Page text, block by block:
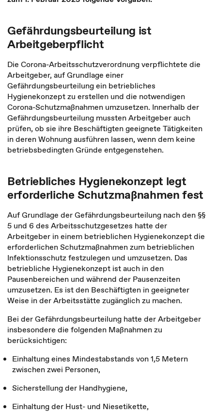
Gefährdungsbeurteilung ist
Arbeitgeberpflicht
Die Corona-Arbeitsschutzverordnung verpflichtete die
Arbeitgeber, auf Grundlage einer
Gefährdungsbeurteilung ein betriebliches
Hygienekonzept zu erstellen und die notwendigen
Corona-Schutzmaßnahmen umzusetzen. Innerhalb der
Gefährdungsbeurteilung mussten Arbeitgeber auch
prüfen, ob sie ihre Beschäftigten geeignete Tätigkeiten
in deren Wohnung ausführen lassen, wenn dem keine
betriebsbedingten Gründe entgegenstehen.
Betriebliches Hygienekonzept legt
erforderliche Schutzmaßnahmen fest
Auf Grundlage der Gefährdungsbeurteilung nach den §§
5 und 6 des Arbeitsschutzgesetzes hatte der
Arbeitgeber in einem betrieblichen Hygienekonzept die
erforderlichen Schutzmaßnahmen zum betrieblichen
Infektionsschutz festzulegen und umzusetzen. Das
betriebliche Hygienekonzept ist auch in den
Pausenbereichen und während der Pausenzeiten
umzusetzen. Es ist den Beschäftigten in geeigneter
Weise in der Arbeitsstätte zugänglich zu machen.
Bei der Gefährdungsbeurteilung hatte der Arbeitgeber
insbesondere die folgenden Maßnahmen zu
berücksichtigen:
Einhaltung eines Mindestabstands von 1,5 Metern
zwischen zwei Personen,
Sicherstellung der Handhygiene,
Einhaltung der Hust- und Niesetikette,